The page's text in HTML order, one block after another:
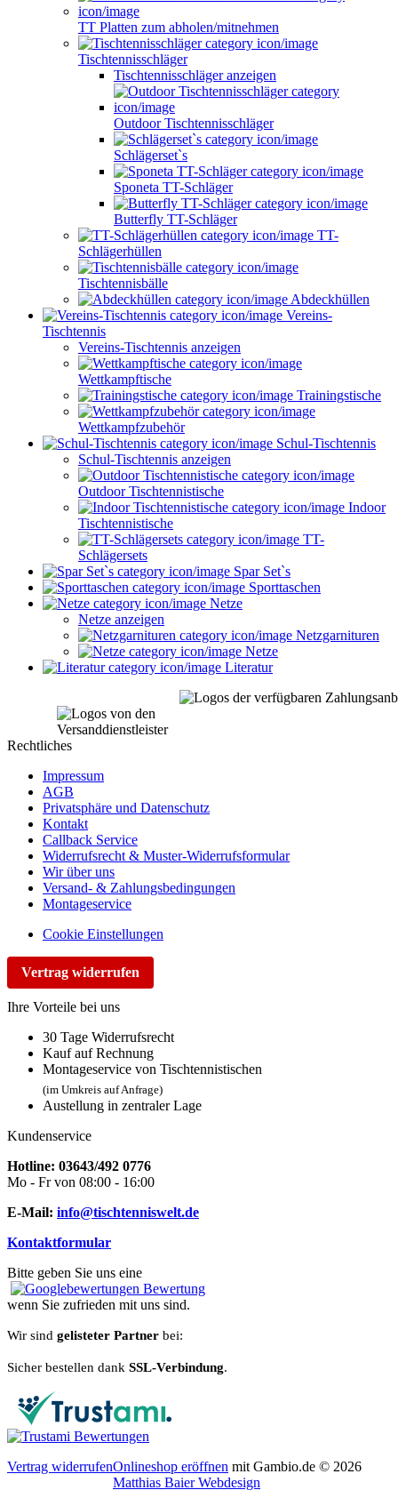
TT Platten zum abholen/mitnehmen
Tischtennisschläger
Tischtennisschläger anzeigen
Outdoor Tischtennisschläger
Schlägerset`s
Sponeta TT-Schläger
Butterfly TT-Schläger
TT-
Schlägerhüllen
Tischtennisbälle
Abdeckhüllen
Vereins-
Tischtennis
Vereins-Tischtennis anzeigen
Wettkampftische
Trainingstische
Wettkampfzubehör
Schul-Tischtennis
Schul-Tischtennis anzeigen
Outdoor Tischtennistische
Indoor
Tischtennistische
TT-
Schlägersets
Spar Set`s
Sporttaschen
Netze
Netze anzeigen
Netzgarnituren
Netze
Literatur
Rechtliches
Impressum
AGB
Privatsphäre und Datenschutz
Kontakt
Callback Service
Widerrufsrecht & Muster-Widerrufsformular
Wir über uns
Versand- & Zahlungsbedingungen
Montageservice
Cookie Einstellungen
Vertrag widerrufen
Ihre Vorteile bei uns
30 Tage Widerrufsrecht
Kauf auf Rechnung
Montageservice von Tischtennistischen
(im Umkreis auf Anfrage)
Austellung in zentraler Lage
Kundenservice
Hotline: 03643/492 0776
Mo - Fr von 08:00 - 16:00
E-Mail: info@tischtenniswelt.de
Kontaktformular
Bitte geben Sie uns eine
Bewertung
wenn Sie zufrieden mit uns sind.
Wir sind gelisteter Partner bei:
Sicher bestellen dank SSL-Verbindung.
Vertrag widerrufenOnlineshop eröffnen mit Gambio.de © 2026
Matthias Baier Webdesign